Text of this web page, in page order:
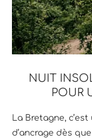
NUIT
POUR
La Bretagne,
d’ancrage dès